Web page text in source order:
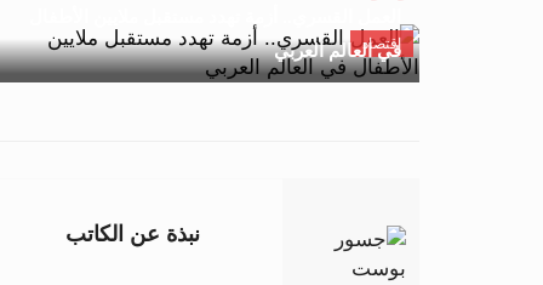
اقتصاد
في العالم العربي
نبذة عن الكاتب